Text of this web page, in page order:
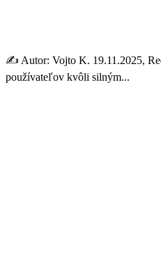
✍️ Autor: Vojto K. 19.11.2025,
používateľov kvôli silným...